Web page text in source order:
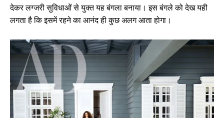
देकर लग्जरी सुविधाओं से युक्त यह बंगला बनाया। इस बंगले को देख यही
लगता है कि इसमें रहने का आनंद ही कुछ अलग आता होगा।